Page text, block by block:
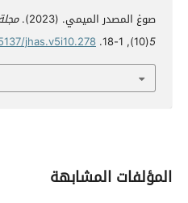
صوغ المصدر الميمي. (2023).
5
(10), 1-18.
jhas.v5i10.278
المؤلفات المشابهة